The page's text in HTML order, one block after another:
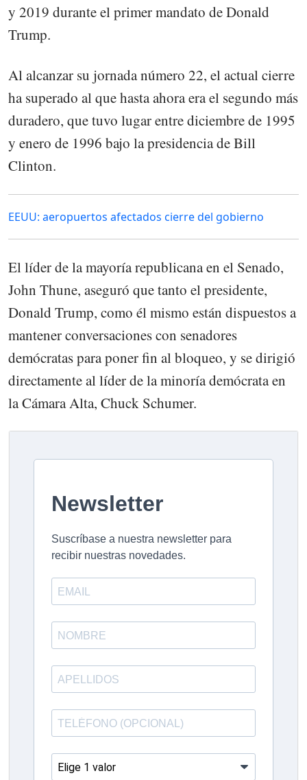
y 2019 durante el primer mandato de Donald
Trump.
Al alcanzar su jornada número 22, el actual cierre
ha superado al que hasta ahora era el segundo más
duradero, que tuvo lugar entre diciembre de 1995
y enero de 1996 bajo la presidencia de Bill
Clinton.
EEUU: aeropuertos afectados cierre del gobierno
El líder de la mayoría republicana en el Senado,
John Thune, aseguró que tanto el presidente,
Donald Trump, como él mismo están dispuestos a
mantener conversaciones con senadores
demócratas para poner fin al bloqueo, y se dirigió
directamente al líder de la minoría demócrata en
la Cámara Alta, Chuck Schumer.